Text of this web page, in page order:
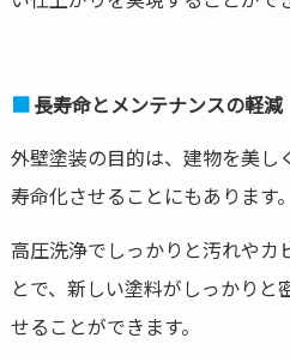
長寿命とメンテナンスの軽減
外壁塗装の目的は、建物を美し
寿命化させることにもあります。
高圧洗浄でしっかりと汚れやカ
とで、新しい塗料がしっかりと
せることができます。